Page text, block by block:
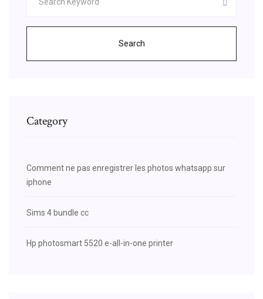
Search
Category
Comment ne pas enregistrer les photos whatsapp sur
iphone
Sims 4 bundle cc
Hp photosmart 5520 e-all-in-one printer